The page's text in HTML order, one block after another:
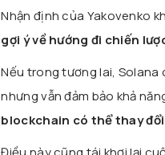
Nhận định của Yakovenko
gợi ý về hướng đi chiến
Nếu trong tương lai,
nhưng vẫn đảm bảo khả
blockchain có thể thay